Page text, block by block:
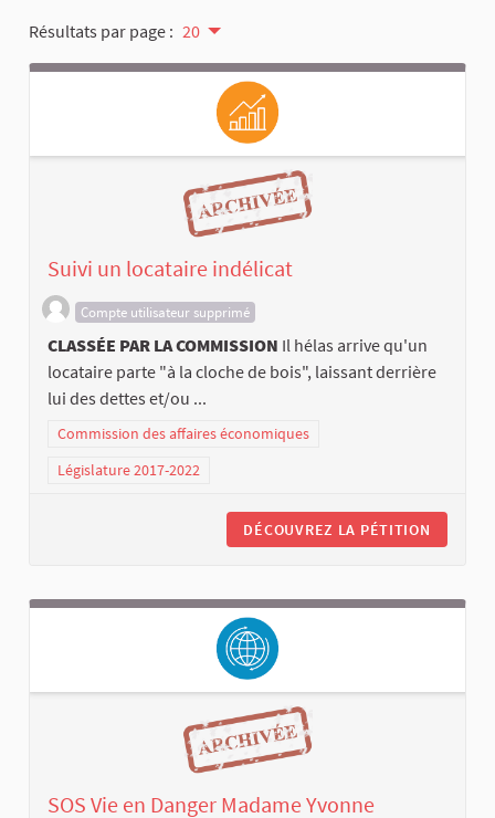
Résultats par page : 20
Suivi un locataire indélicat
Compte utilisateur supprimé
CLASSÉE PAR LA COMMISSION Il hélas arrive qu'un
locataire parte "à la cloche de bois", laissant derrière
lui des dettes et/ou ...
Commission des affaires économiques
Législature 2017-2022
DÉCOUVREZ LA PÉTITION
SOS Vie en Danger Madame Yvonne